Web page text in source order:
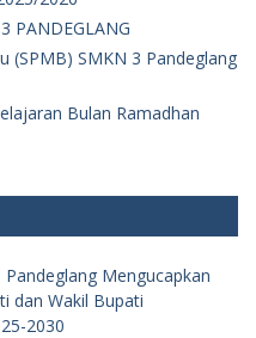
PANDEGLANG
(SPMB) SMKN 3 Pandeglang
Bulan Ramadhan
Pandeglang Mengucapkan
dan Wakil Bupati
2030